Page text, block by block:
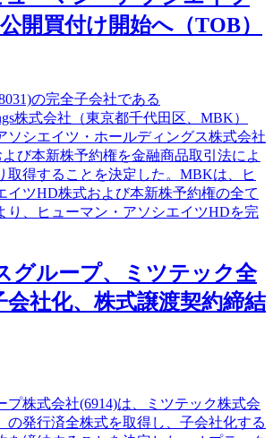
開買付け開始へ（TOB）
の完全子会社である
株式会社（東京都千代田区、MBK）
ソシエイツ・ホールディングス株式会社
び本新株予約権を金融商品取引法によ
取得することを決定した。MBKは、ヒ
イツHD株式および本新株予約権の全て
り、ヒューマン・アソシエイツHDを完
グループ、ミツテック全
会社化、株式譲渡契約締結
プ株式会社(6914)は、ミツテック株式会
の発行済全株式を取得し、子会社化する